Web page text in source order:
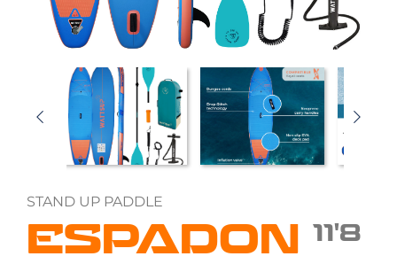
STAND UP PADDLE
ESPADON 11'8